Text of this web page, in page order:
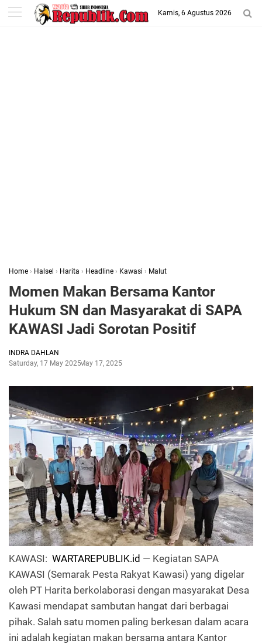
-->
Kamis, 6 Agustus 2026
Home › Halsel › Harita › Headline › Kawasi › Malut
Momen Makan Bersama Kantor
Hukum SN dan Masyarakat di SAPA
KAWASI Jadi Sorotan Positif
INDRA DAHLAN
Saturday, 17 May 2025May 17, 2025
KAWASI: WARTAREPUBLIK.id — Kegiatan SAPA
KAWASI (Semarak Pesta Rakyat Kawasi) yang digelar
oleh PT Harita berkolaborasi dengan masyarakat Desa
Kawasi mendapat sambutan hangat dari berbagai
pihak. Salah satu momen paling berkesan dalam acara
ini adalah kegiatan makan bersama antara Kantor